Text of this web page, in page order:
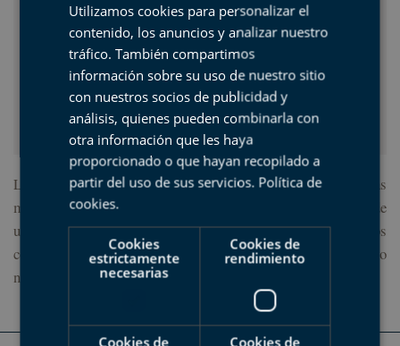
Número de visitantes limitado:30
Llevar:Ropa y calzado adecuado.
Precio:10,00 €
(Menores de 12 años: 5,00 € )
Punto de salida: Plaza San Nikolas, Lastur, Deba.
Los niños y niñas serán protagonistas de esta aventura. Tras
moler el maíz en el antiguo molino de Lastur, disfrutaremos de
un divertido taller de talos, donde nos chuparemos los dedos
con esta popular torta de maíz acompañada de chistorra. Tanto
niño/as como adultos se lo pasarán en grande.
SPANISH
BASQUE
ENGLISH
Utilizamos cookies para personalizar el
contenido, los anuncios y analizar nuestro
tráfico. También compartimos
información sobre su uso de nuestro sitio
con nuestros socios de publicidad y
análisis, quienes pueden combinarla con
otra información que les haya
proporcionado o que hayan recopilado a
partir del uso de sus servicios. Política de
cookies.
Cookies
estrictamente
necesarias
Cookies de
rendimiento
Cookies de
Cookies de